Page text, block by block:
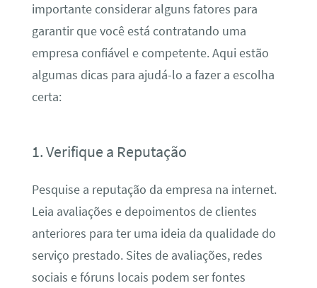
importante considerar alguns fatores para
garantir que você está contratando uma
empresa confiável e competente. Aqui estão
algumas dicas para ajudá-lo a fazer a escolha
certa:
1. Verifique a Reputação
Pesquise a reputação da empresa na internet.
Leia avaliações e depoimentos de clientes
anteriores para ter uma ideia da qualidade do
serviço prestado. Sites de avaliações, redes
sociais e fóruns locais podem ser fontes